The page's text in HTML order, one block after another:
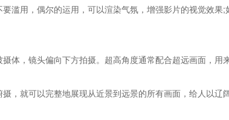
滥用，偶尔的运用，可以渲染气氛，增强影片的视觉效
，镜头偏向下方拍摄。超高角度通常配合超远画面，用
就可以完整地展现从近景到远景的所有画面，给人以辽